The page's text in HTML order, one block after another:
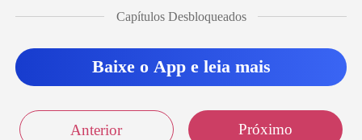
apressou-se pelo corCapítulos Desbloqueados
Baixe o App e leia mais
Anterior Próximo